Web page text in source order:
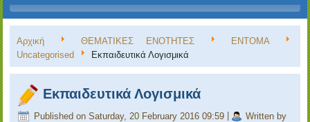
Αρχική ΘΕΜΑΤΙΚΕΣ ΕΝΟΤΗΤΕΣ
ΕΝΤΟΜΑ
Uncategorised
Εκπαιδευτικά Λογισμικά
Εκπαιδευτικά Λογισμικά
Published on Saturday, 20 February 2016 09:59
Written by